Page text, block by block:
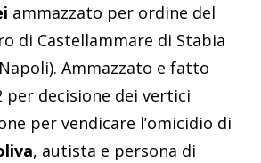
ammazzato per ordine del
di Castellammare di Stabia
Ammazzato e fatto
per decisione dei vertici
per vendicare l’omicidio di
, autista e persona di